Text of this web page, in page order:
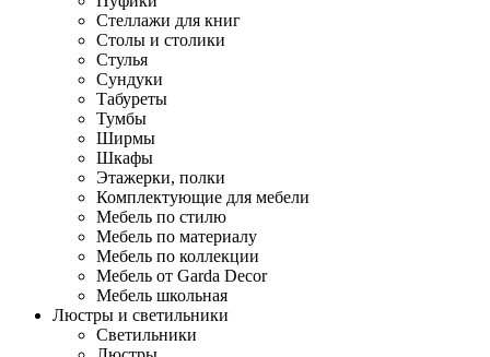
Стеллажи для книг
Столы и столики
Стулья
Сундуки
Табуреты
Тумбы
Ширмы
Шкафы
Этажерки, полки
Комплектующие для мебели
Мебель по стилю
Мебель по материалу
Мебель по коллекции
Мебель от Garda Decor
Мебель школьная
Люстры и светильники
Светильники